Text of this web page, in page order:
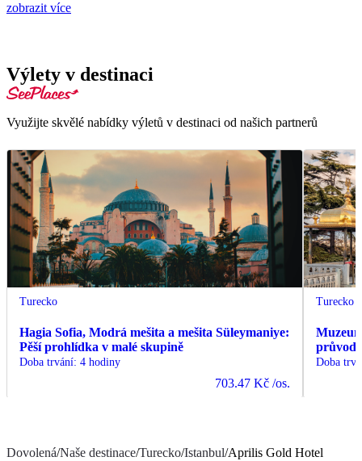
zobrazit více
Výlety v destinaci
Využijte skvělé nabídky výletů v destinaci od našich partnerů
Turecko
Hagia Sofia, Modrá mešita a mešita Süleymaniye:
Pěší prohlídka v malé skupině
Doba trvání: 4 hodiny
703.47 Kč /os.
Turecko
Doba
Dovolená/Naše destinace/Turecko/Istanbul/Aprilis Gold Hotel